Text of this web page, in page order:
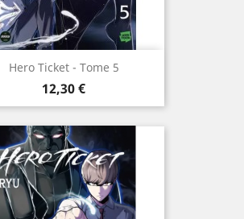
Hero Ticket - Tome 5
Prix
12,30 €